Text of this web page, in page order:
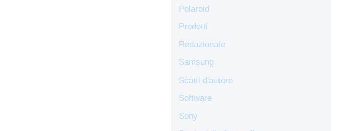
Polaroid
Prodotti
Redazionale
Samsung
Scatti d'autore
Software
Sony